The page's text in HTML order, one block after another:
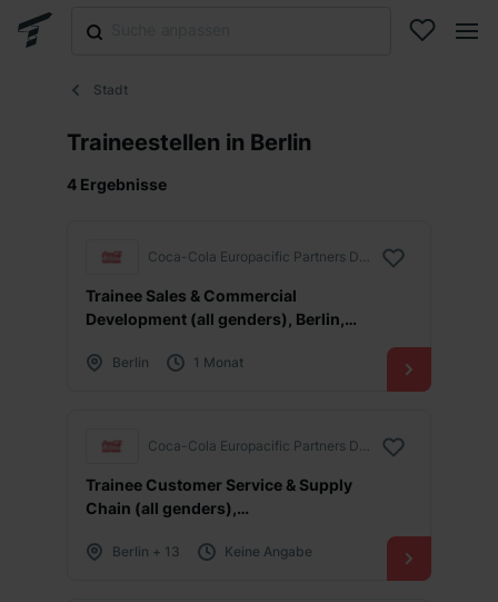
Stadt
Traineestellen in Berlin
4 Ergebnisse
Coca-Cola Europacific Partners Deutschland GmbH
Trainee Sales & Commercial
Development (all genders), Berlin,
Berlin 1 Monat
Coca-Cola Europacific Partners Deutschland GmbH
Trainee Customer Service & Supply
Chain (all genders),
Berlin + 13 Keine Angabe